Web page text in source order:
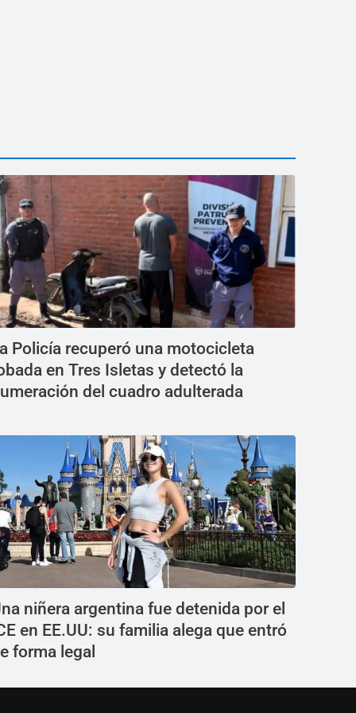
Policía recuperó una motocicleta
en Tres Isletas y detectó la
del cuadro adulterada
niñera argentina fue detenida por el
en EE.UU: su familia alega que entró
forma legal